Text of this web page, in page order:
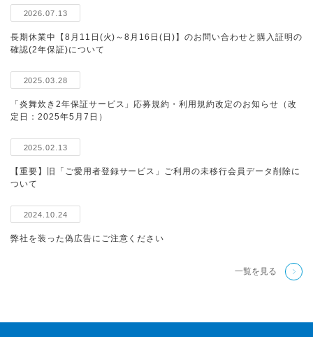
2026.07.13
長期休業中【8月11日(火)～8月16日(日)】のお問い合わせと購入証明の
確認(2年保証)について
2025.03.28
「炎舞炊き2年保証サービス」応募規約・利用規約改定のお知らせ（改
定日：2025年5月7日）
2025.02.13
【重要】旧「ご愛用者登録サービス」ご利用の未移行会員データ削除に
ついて
2024.10.24
弊社を装った偽広告にご注意ください
一覧を見る